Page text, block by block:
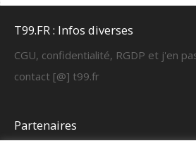
T99.FR : Infos diverses
CGU, confidentialité, RGDP et j'en
contact [@] t99.fr
Partenaires